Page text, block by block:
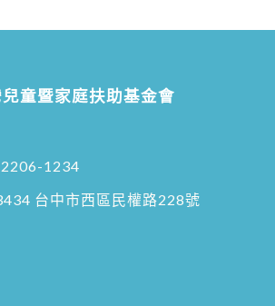
童暨家庭扶助基金會
1234
台中市西區民權路228號